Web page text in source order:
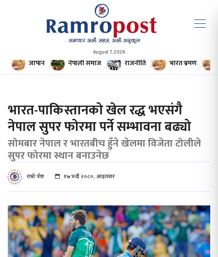
August 7, 2026
जापान नेपाली समाज राजनीति भारत भ्रमण
भारत-पाकिस्तानको खेल रद्ध भएसंगै
नेपाल सुपर फोरमा पर्ने सम्भावना बढ्यो
सोमबार नेपाल र भारतबीच हुँने खेलमा विजेता टोलीले
सुपर फोरमा स्थान बनाउनेछ
राम्रो पोष्ट १७ भदौ २०८०, आइतवार